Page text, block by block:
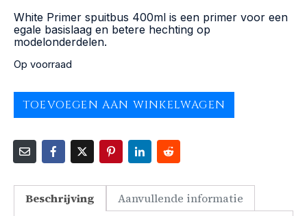
White Primer spuitbus 400ml is een primer voor een
egale basislaag en betere hechting op
modelonderdelen.
Op voorraad
TOEVOEGEN AAN WINKELWAGEN
Beschrijving Aanvullende informatie